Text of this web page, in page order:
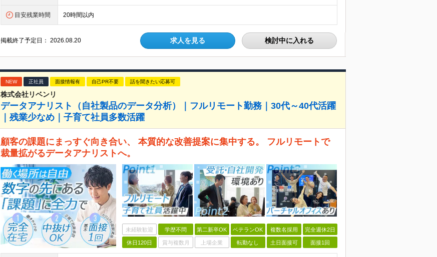
目安残業時間 20時間以内
掲載終了予定日：2026.08.20 求人を見る 検討中に入れる
NEW 正社員 面接情報有 自己PR不要 話を聞きたい応募可
株式会社リベンリ
データアナリスト（自社製品のデータ分析）｜フルリモート勤務｜30代～40代活躍
｜残業少なめ｜子育て社員多数活躍
顧客の課題にまっすぐ向き合い、 本質的な改善提案に集中する。 フルリモートで
裁量拡がるデータアナリストへ。
未経験歓迎 学歴不問 第二新卒OK ベテランOK 複数名採用 完全週休2日
休日120日 賞与複数月 上場企業 転勤なし 土日面接可 面接1回